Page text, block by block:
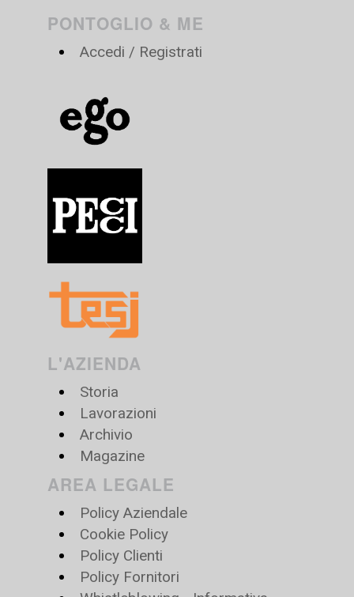
PONTOGLIO & ME
Accedi / Registrati
L'AZIENDA
Storia
Lavorazioni
Archivio
Magazine
AREA LEGALE
Policy Aziendale
Cookie Policy
Policy Clienti
Policy Fornitori